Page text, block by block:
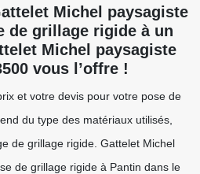
Michel paysagiste
de grillage rigide à un
Michel paysagiste
vous l’offre !
et votre devis pour votre pose de
du type des matériaux utilisés,
de grillage rigide. Gattelet Michel
de grillage rigide à Pantin dans le